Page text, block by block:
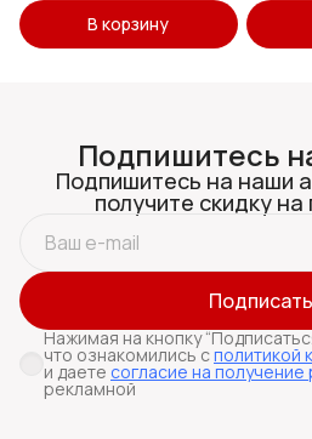
В корзину
Подпишитесь
Подпишитесь на наши
получите скидку на
Нажимая на кнопку
что ознакомились сполитикой
и даете согласие на получение
рекламной